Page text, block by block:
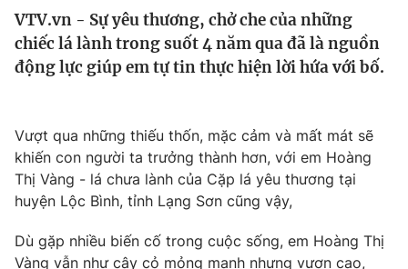
Y tế
Thế giới đó đây
Câu chuyện quốc tế
Kinh tế
Tài chính
Thị trường
Góc doanh nghiệp
Dữ liệu và đời sống
Truyền hình
Giáo dục
VTV.vn - Sự yêu thương, chở che của những
chiếc lá lành trong suốt 4 năm qua đã là nguồn
động lực giúp em tự tin thực hiện lời hứa với bố.
Vượt qua những thiếu thốn, mặc cảm và mất mát sẽ
khiến con người ta trưởng thành hơn, với em Hoàng
Thị Vàng - lá chưa lành của Cặp lá yêu thương tại
huyện Lộc Bình, tỉnh Lạng Sơn cũng vậy,
Dù gặp nhiều biến cố trong cuộc sống, em Hoàng Thị
Vàng vẫn như cây cỏ mỏng manh nhưng vươn cao,